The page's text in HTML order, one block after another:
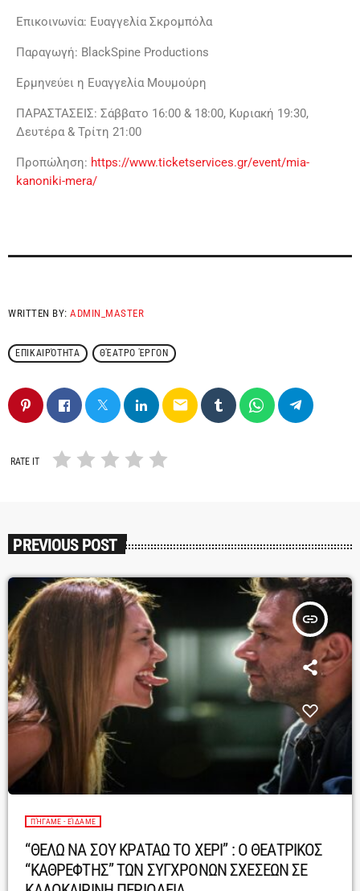
Επικοινωνία: Ευαγγελία Σκρομπόλα
Παραγωγή: BlackSpine Productions
Ερμηνεύει η Ευαγγελία Μουμούρη
ΠΑΡΑΣΤΑΣΕΙΣ: Σάββατο 16:00 & 18:00, Κυριακή 19:30,
Δευτέρα & Τρίτη 21:00
Προπώληση: https://www.ticketservices.gr/event/mia-
kanoniki-mera/
WRITTEN BY:ADMIN_MASTER
ΕΠΙΚΑΙΡΌΤΗΤΑ ΘΈΑΤΡΟ ΈΡΓΟΝ
email
RATE IT
PREVIOUS POST
insert_link
ΠΉΓΑΜΕ - ΕΊΔΑΜΕ
“ΘΕΛΩ ΝΑ ΣΟΥ ΚΡΑΤΑΩ ΤΟ ΧΕΡΙ” : Ο ΘΕΑΤΡΙΚΟΣ
“ΚΑΘΡΕΦΤΗΣ” ΤΩΝ ΣΥΓΧΡΟΝΩΝ ΣΧΕΣΕΩΝ ΣΕ